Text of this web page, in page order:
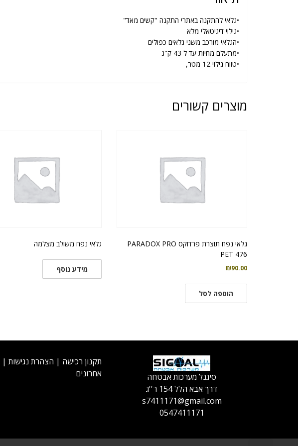
•גלאי להתקנה באתרי התקנה "קשים מאד"
•גילוי דיגיטאלי מלא
•הגלאי מורכב משני גלאים כפולים
•מתעלם מחיות עד ל 43 ק"ג
•טווח גילוי 12 מטר,
מוצרים קשורים
גלאי נפח תוצרת פרדוקס PARADOX PRO
PET 476
₪90.00
הוספה לסל
גלאי נפח משולב מצלמה
מידע נוסף
סיגנל מערכות אבטחה
דרך אבא הלל 154 ר''ג
s7411171@gmail.com
0547411171
תקנון רכישה | הצהרת נגישות |
אחרונים